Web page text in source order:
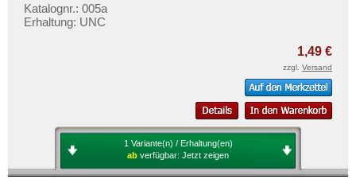
Katalognr.: 005a
Erhaltung: UNC
1,49 €
zzgl. Versand
1 Variante(n) / Erhaltung(en)
ab verfügbar: Jetzt zeigen